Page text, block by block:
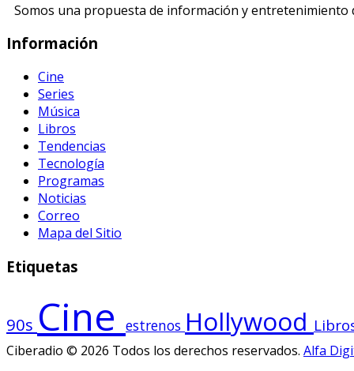
Somos una propuesta de información y
Información
Cine
Series
Música
Libros
Tendencias
Tecnología
Programas
Noticias
Correo
Mapa del Sitio
Etiquetas
90s Cine estrenos Hollywood
Ciberadio © 2026 Todos los derechos reservados. Alfa